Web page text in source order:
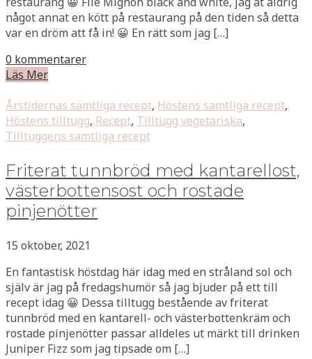
något annat en kött på restaurang på den tiden så detta
var en dröm att få in! 😀 En rätt som jag […]
0 kommentarer
Läs Mer
Årstidernas samtliga recept, Höstens samtliga recept,
Höstens tilltugg, Recept, Tilltugg vegetariska,
Tilltuggens samtliga recept
Friterat tunnbröd med kantarellost,
västerbottensost och rostade
pinjenötter
15 oktober, 2021
En fantastisk höstdag här idag med en stråland sol och
själv är jag på fredagshumör så jag bjuder på ett till
recept idag 😀 Dessa tilltugg bestående av friterat
tunnbröd med en kantarell- och västerbottenkräm och
rostade pinjenötter passar alldeles ut märkt till drinken
Juniper Fizz som jag tipsade om […]